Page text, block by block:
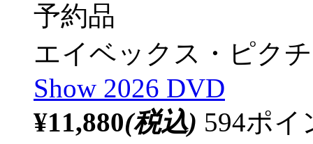
予約品
エイベックス・ピク
Show 2026 DVD
¥11,880(税込) 594ポ